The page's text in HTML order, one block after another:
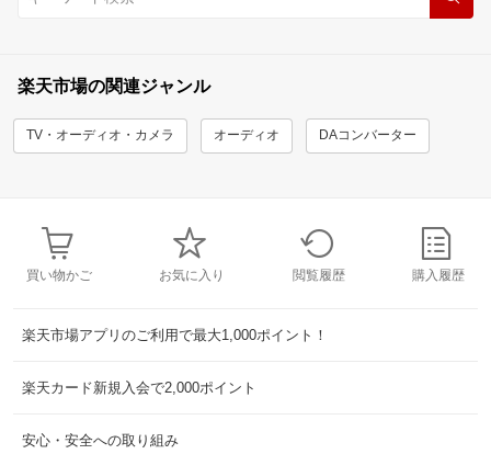
楽天市場の関連ジャンル
TV・オーディオ・カメラ オーディオ DAコンバーター
買い物かご お気に入り 閲覧履歴 購入履歴
楽天市場アプリのご利用で最大1,000ポイント！
楽天カード新規入会で2,000ポイント
安心・安全への取り組み